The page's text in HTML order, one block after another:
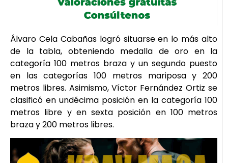
Álvaro Cela Cabañas logró situarse en lo más alto
de la tabla, obteniendo medalla de oro en la
categoría 100 metros braza y un segundo puesto
en las categorías 100 metros mariposa y 200
metros libres. Asimismo, Víctor Fernández Ortiz se
clasificó en undécima posición en la categoría 100
metros libre y en sexta posición en 100 metros
braza y 200 metros libres.